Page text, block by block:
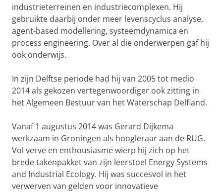
industrieterreinen en industriecomplexen. Hij
gebruikte daarbij onder meer levenscyclus analyse,
agent-based modellering, systeemdynamica en
process engineering. Over al die onderwerpen gaf hij
ook onderwijs.
In zijn Delftse periode had hij van 2005 tot medio
2014 als gekozen vertegenwoordiger ook zitting in
het Algemeen Bestuur van het Waterschap Delfland.
Vanaf 1 augustus 2014 was Gerard Dijkema
werkzaam in Groningen als hoogleraar aan de RUG.
Vol verve en enthousiasme wierp hij zich op het
brede takenpakket van zijn leerstoel Energy Systems
and Industrial Ecology. Hij was succesvol in het
verwerven van gelden voor innovatieve